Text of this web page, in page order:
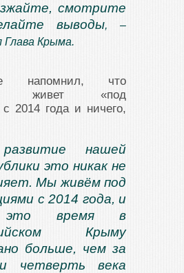
смотрите
выводы, –
Глава Крыма.
напомнил, что
живет «под
2014 года и ничего,
нашей
это никак не
Мы живём под
с 2014 года, и
время в
Крыму
больше, чем за
четверть века